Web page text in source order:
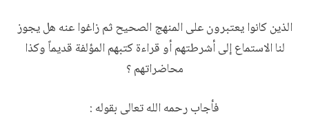
الذين كانوا يعتبرون على المنهج الصحيح ثم زاغوا عنه هل يجوز
لنا الاستماع إلى أشرطتهم أو قراءة كتبهم المؤلفة قديماً وكذا
محاضراتهم ؟
فأجاب رحمه الله تعالى بقوله :